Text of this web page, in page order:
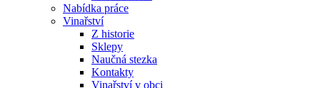
Nabídka práce
Vinařství
Z historie
Sklepy
Naučná stezka
Kontakty
Vinařství v obci